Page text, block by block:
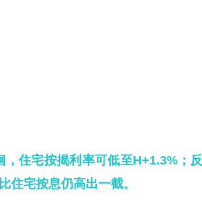
住宅按揭利率可低至H+1.3%；反
住宅按息仍高出一截。